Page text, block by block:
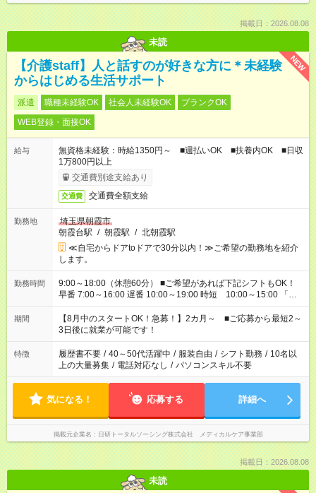
掲載日：2026.08.08
未読
NEW
【介護staff】人と話すのが好きな方に＊未経験
からはじめる生活サポート
派遣 職種未経験OK 社会人未経験OK
ブランクOK
WEB登録・面接OK
給与
無資格未経験：時給1350円～ ■週払いOK ■扶養内OK ■日収
1万800円以上
交通費別途支給あり
交通費 交通費全額支給
勤務地
埼玉県朝霞市
朝霞台駅 / 朝霞駅 / 北朝霞駅
≪自宅からドアtoドアで30分以内！≫ご希望の勤務地を紹介
します。
勤務時間
9:00～18:00（休憩60分） ■ご希望があれば下記シフトもOK！
早番 7:00～16:00 遅番 10:00～19:00 時短 10:00～15:00 「家
族と休みを合わせたい」 「余裕を持って夕飯の準備がしたい」
「できれば残業はしたくない」 など、ご希望を教えてください
ね。 ※Wワーク希望の方へ 今ご覧のお仕事で希望する勤務時間
と、もう1つのお仕事の勤務時間。 合計で週40時間を超える場
合は応募できません。
期間
【8月中のスタートOK！急募！】2カ月～ ■ご応募から最短2～
3日後に就業が可能です！
特徴 履歴書不要 / 40～50代活躍中 / 服装自由 / シフト勤務 / 10名以
上の大量募集 / 電話対応なし / パソコンスキル不要
気になる！ 応募する 詳細へ
掲載元企業名 日研トータルソーシング株式会社 メディカルケア事業部
掲載日：2026.08.08
未読